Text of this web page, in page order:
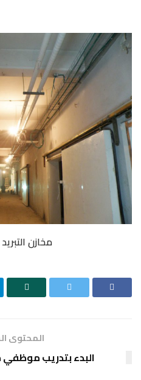
مخازن
المحتوى
البدء بتدريب